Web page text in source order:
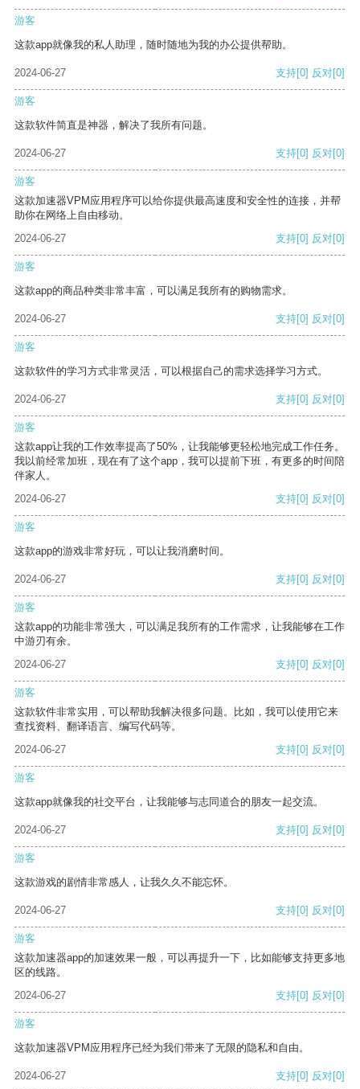
游客
这款app就像我的私人助理，随时随地为我的办公提供帮助。
2024-06-27 支持[0] 反对[0]
游客
这款软件简直是神器，解决了我所有问题。
2024-06-27 支持[0] 反对[0]
游客
这款加速器VPM应用程序可以给你提供最高速度和安全性的连接，并帮
助你在网络上自由移动。
2024-06-27
支持[0] 反对[0]
游客
这款app的商品种类非常丰富，可以满足我所有的购物需求。
2024-06-27 支持[0] 反对[0]
游客
这款软件的学习方式非常灵活，可以根据自己的需求选择学习方式。
2024-06-27 支持[0] 反对[0]
游客
这款app让我的工作效率提高了50%，让我能够更轻松地完成工作任务。
我以前经常加班，现在有了这个app，我可以提前下班，有更多的时间陪
伴家人。
2024-06-27
支持[0] 反对[0]
游客
这款app的游戏非常好玩，可以让我消磨时间。
2024-06-27 支持[0] 反对[0]
游客
这款app的功能非常强大，可以满足我所有的工作需求，让我能够在工作
中游刃有余。
2024-06-27
支持[0] 反对[0]
游客
这款软件非常实用，可以帮助我解决很多问题。比如，我可以使用它来
查找资料、翻译语言、编写代码等。
2024-06-27
支持[0] 反对[0]
游客
这款app就像我的社交平台，让我能够与志同道合的朋友一起交流。
2024-06-27 支持[0] 反对[0]
游客
这款游戏的剧情非常感人，让我久久不能忘怀。
2024-06-27 支持[0] 反对[0]
游客
这款加速器app的加速效果一般，可以再提升一下，比如能够支持更多地
区的线路。
2024-06-27
支持[0] 反对[0]
游客
这款加速器VPM应用程序已经为我们带来了无限的隐私和自由。
2024-06-27 支持[0] 反对[0]